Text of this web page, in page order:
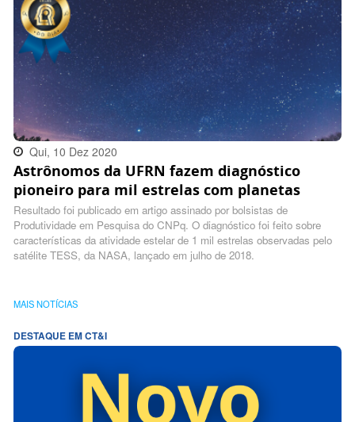
Qui, 10 Dez 2020
14:40:00 -0300
Astrônomos da UFRN fazem diagnóstico
pioneiro para mil estrelas com planetas
Resultado foi publicado em artigo assinado por bolsistas de
Produtividade em Pesquisa do CNPq. O diagnóstico foi feito sobre
características da atividade estelar de 1 mil estrelas observadas pelo
satélite TESS, da NASA, lançado em julho de 2018.
MAIS NOTÍCIAS
DESTAQUE EM CT&I